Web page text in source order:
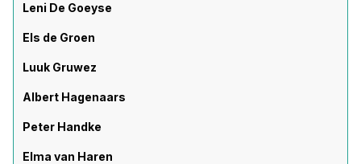
Leni De Goeyse
Els de Groen
Luuk Gruwez
Albert Hagenaars
Peter Handke
Elma van Haren